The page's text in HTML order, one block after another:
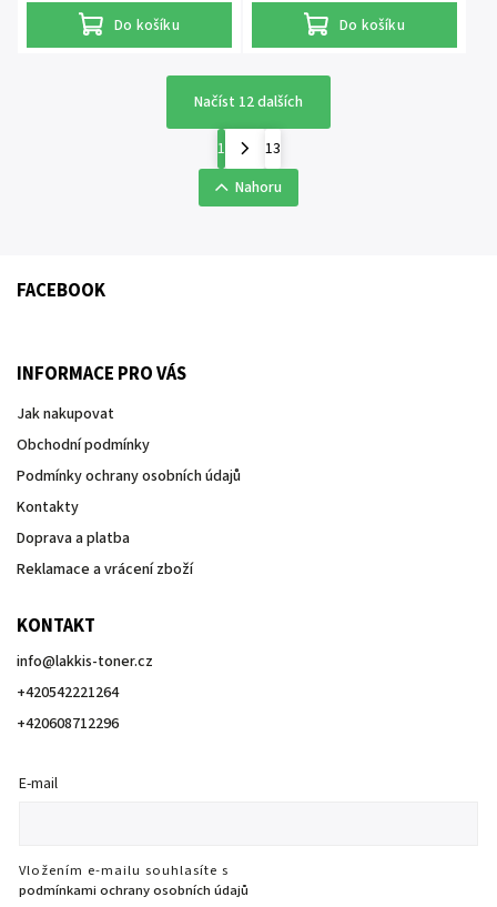
Do košíku Do košíku
Načíst 12 dalších
1
13
Nahoru
FACEBOOK
INFORMACE PRO VÁS
Jak nakupovat
Obchodní podmínky
Podmínky ochrany osobních údajů
Kontakty
Doprava a platba
Reklamace a vrácení zboží
KONTAKT
info@lakkis-toner.cz
+420542221264
+420608712296
E-mail
Vložením e-mailu souhlasíte s
podmínkami ochrany osobních údajů